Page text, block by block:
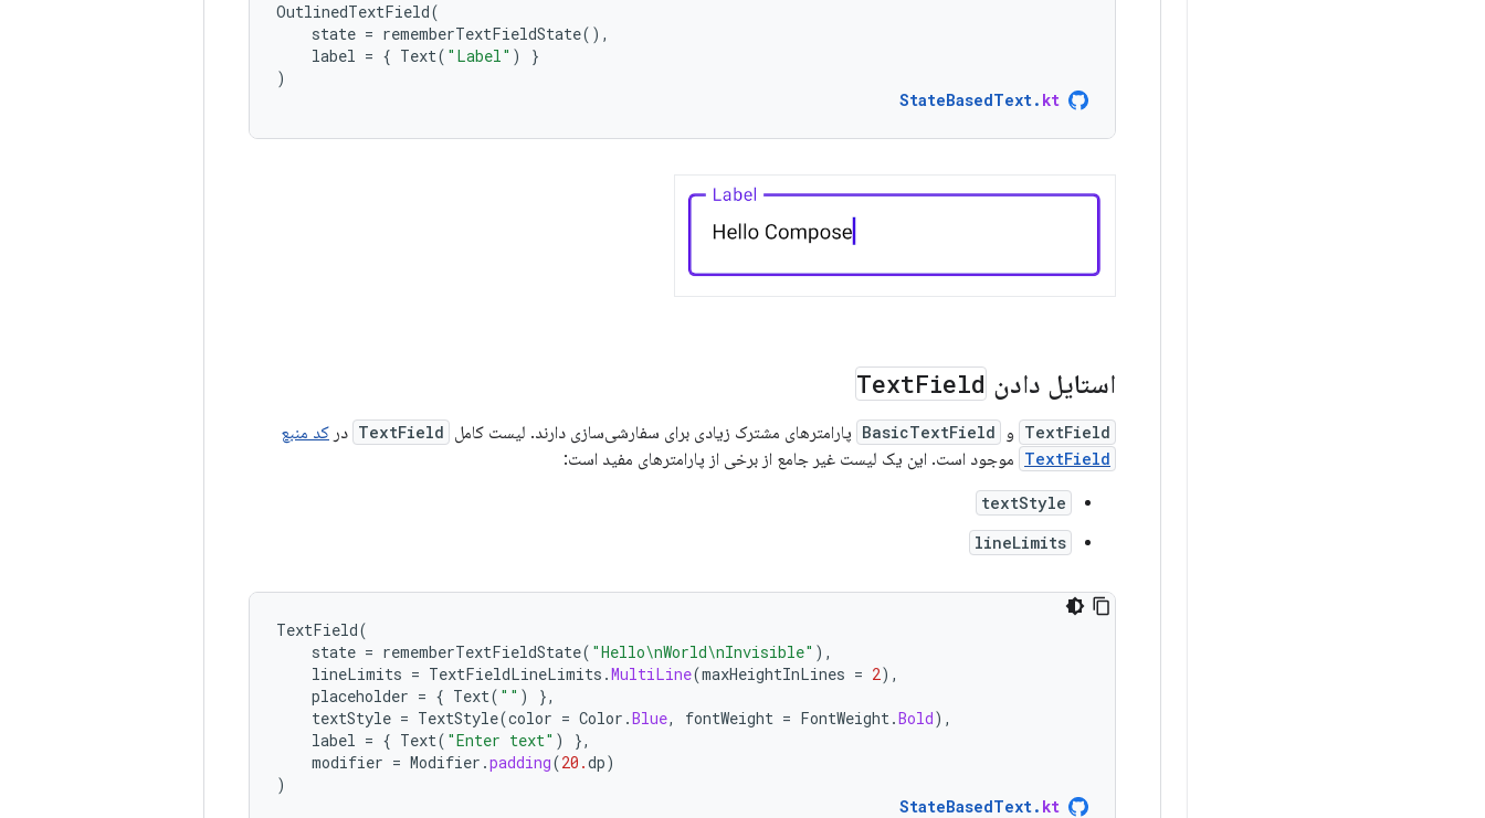
OutlinedTextField(
state = rememberTextFieldState(),
label = { Text( "Label" )
}
)
StateBasedText. kt
استایل دادن TextField
TextField و BasicTextField پارامترهای مشترک زیادی برای سفارشی‌سازی دارند. لیست کامل TextField در کد منبع
TextField موجود است. این یک لیست غیر جامع از برخی از پارامترهای مفید است:
textStyle
lineLimits
TextField(
state = rememberTextFieldState( "Hello\nWorld\nInvisible" ),
lineLimits = TextFieldLineLimits .MultiLine(maxHeightInLines = 2),
placeholder = { Text( "" )
},
textStyle = TextStyle(color = Color .Blue, fontWeight = FontWeight.Bold),
label = { Text( "Enter text" )
},
modifier = Modifier .padding(20.dp)
)
StateBasedText. kt